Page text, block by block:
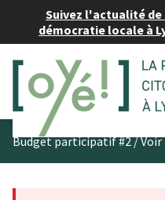
Suivez l'actualité de
démocratie locale à
Budget participatif #2/Voir